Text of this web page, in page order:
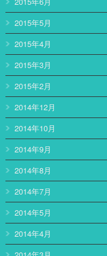
2015年5月
2015年4月
2015年3月
2015年2月
2014年12月
2014年10月
2014年9月
2014年8月
2014年7月
2014年5月
2014年4月